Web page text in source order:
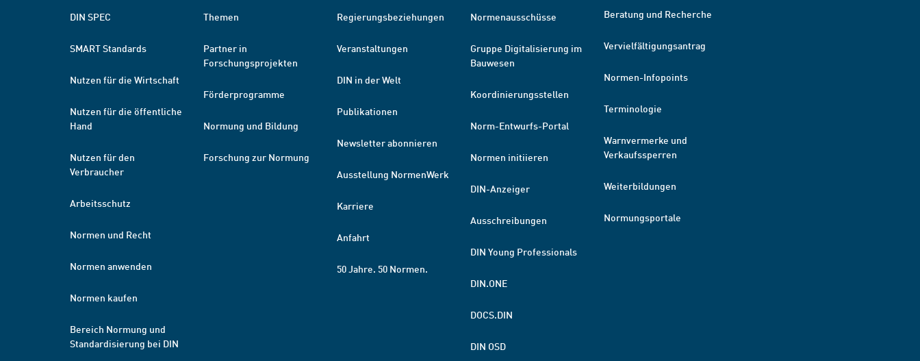
DIN SPEC
SMART Standards
Nutzen für die Wirtschaft
Nutzen für die öffentliche
Hand
Nutzen für den
Verbraucher
Arbeitsschutz
Normen und Recht
Normen anwenden
Normen kaufen
Bereich Normung und
Standardisierung bei DIN
Themen
Partner in
Forschungsprojekten
Förderprogramme
Normung und Bildung
Forschung zur Normung
Regierungsbeziehungen
Veranstaltungen
DIN in der Welt
Publikationen
Newsletter abonnieren
Ausstellung NormenWerk
Karriere
Anfahrt
50 Jahre. 50 Normen.
Normenausschüsse
Gruppe Digitalisierung im
Bauwesen
Koordinierungsstellen
Norm-Entwurfs-Portal
Normen initiieren
DIN-Anzeiger
Ausschreibungen
DIN Young Professionals
DIN.ONE
DOCS.DIN
DIN OSD
Beratung und Recherche
Vervielfältigungsantrag
Normen-Infopoints
Terminologie
Warnvermerke und
Verkaufssperren
Weiterbildungen
Normungsportale